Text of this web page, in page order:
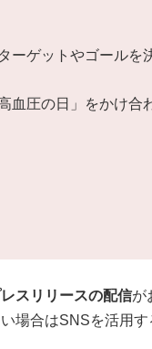
ーゲットやゴールを
血圧の日」をかけ合
スリリースの配信が
場合はSNSを活用す